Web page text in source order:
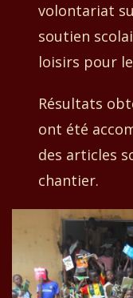
volontariat
soutien
loisirs pour
Résultats
ont été
des articles
chantier.